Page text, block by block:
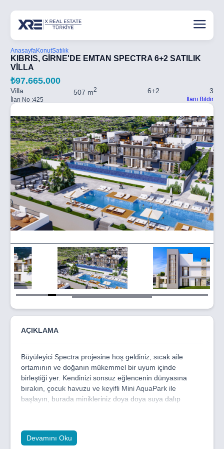
AnasayfaKonutSatılık
KIBRIS, GİRNE'DE EMTAN SPECTRA 6+2 SATILIK
VİLLA
₺97.665.000
Villa 507 m2 6+2 3
İlan No :425 İlanı Bildir
5
of
AÇIKLAMA
Büyüleyici Spectra projesine hoş geldiniz, sıcak aile
ortamının ve doğanın mükemmel bir uyum içinde
birleştiği yer. Kendinizi sonsuz eğlencenin dünyasına
bırakın, çocuk havuzu ve keyifli Mini AquaPark ile
başlayın, burada minikleriniz doya doya suya dalıp
Spectra projesi, Lapta bölgesinde yer almakta olup, şehir
Devamını Oku